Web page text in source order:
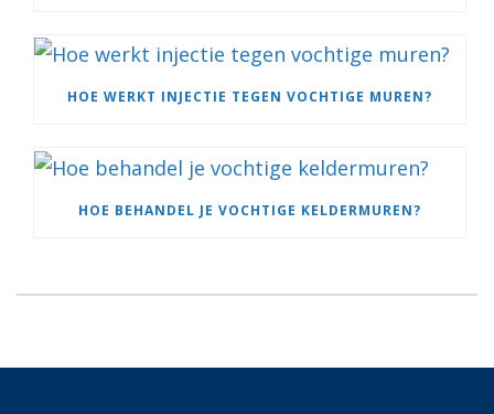
HOE WERKT INJECTIE TEGEN VOCHTIGE MUREN?
HOE BEHANDEL JE VOCHTIGE KELDERMUREN?